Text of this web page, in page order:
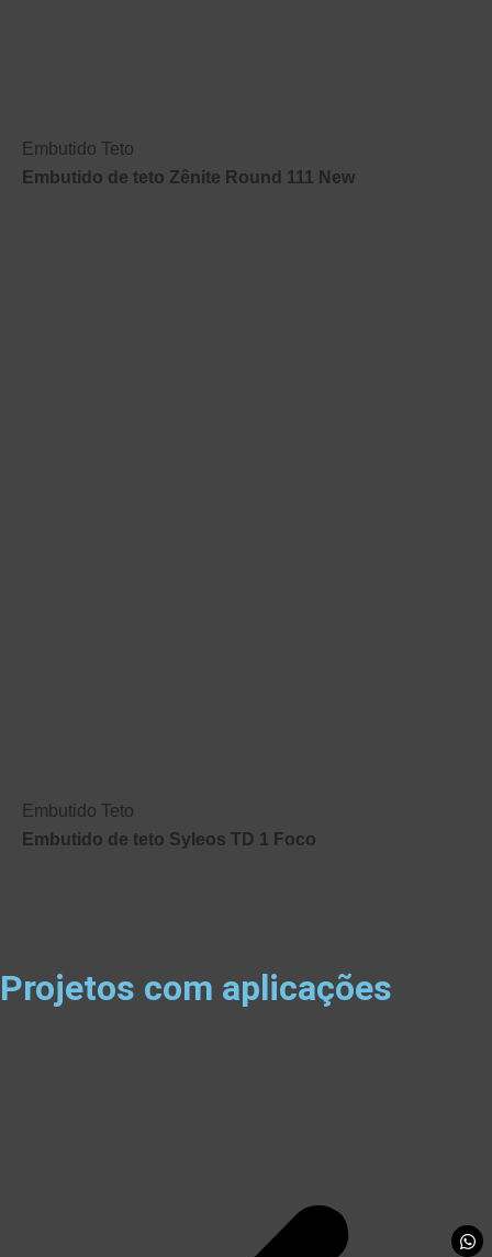
Embutido Teto
Embutido de teto Zênite Round 111 New
Embutido Teto
Embutido de teto Syleos TD 1 Foco
Projetos com aplicações